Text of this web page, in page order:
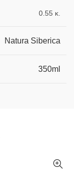
0.55 κ.
Natura Siberica
350ml